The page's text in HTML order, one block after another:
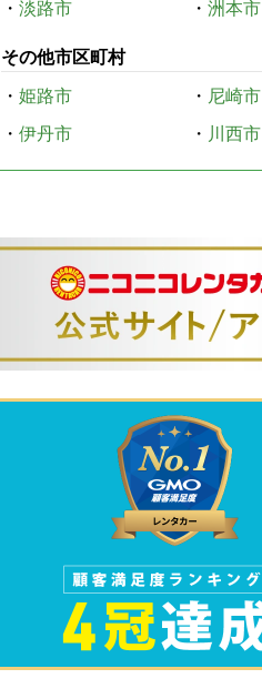
・ 淡路市 ・ 洲本市
その他市区町村
・ 姫路市 ・ 尼崎市
・ 伊丹市 ・ 川西市